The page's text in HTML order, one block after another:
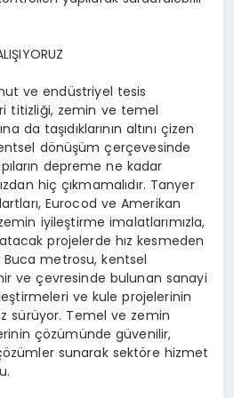
ve endüstriyel tesis
titizliği, zemin ve temel
da taşıdıklarının altını çizen
dönüşüm çerçevesinde
depreme ne kadar
hiç çıkmamalıdır. Tanyer
Eurocod ve Amerikan
iyileştirme imalatlarımızla,
projelerde hız kesmeden
metrosu, kentsel
ve çevresinde bulunan sanayi
ve kule projelerinin
sürüyor. Temel ve zemin
çözümünde güvenilir,
sunarak sektöre hizmet